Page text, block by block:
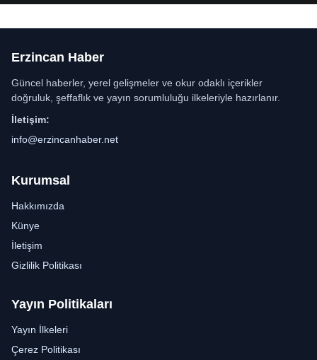
Erzincan Haber
Güncel haberler, yerel gelişmeler ve okur odaklı içerikler
doğruluk, şeffaflık ve yayın sorumluluğu ilkeleriyle hazırlanır.
İletişim:
info@erzincanhaber.net
Kurumsal
Hakkımızda
Künye
İletişim
Gizlilik Politikası
Yayın Politikaları
Yayın İlkeleri
Çerez Politikası